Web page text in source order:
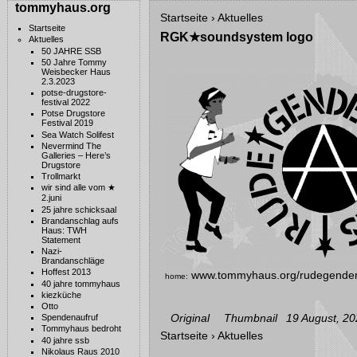
tommyhaus.org
Startseite
Aktuelles
50 JAHRE SSB
50 Jahre Tommy
Weisbecker Haus
2.3.2023
potse-drugstore-
festival 2022
Potse Drugstore
Festival 2019
Sea Watch Solifest
Nevermind The
Galleries – Here’s
Drugstore
Trollmarkt
wir sind alle vom ★
2.juni
25 jahre schicksaal
Brandanschlag aufs
Haus: TWH
Statement
Nazi-
Brandanschläge
Hoffest 2013
40 jahre tommyhaus
kiezküche
Otto
Spendenaufruf
Tommyhaus bedroht
40 jahre ssb
Nikolaus Raus 2010
Startseite› Aktuelles
RGK★soundsystem logo
home: www.tommyhaus.org/
Original Thumbnail
19 August,
Startseite› Aktuelles